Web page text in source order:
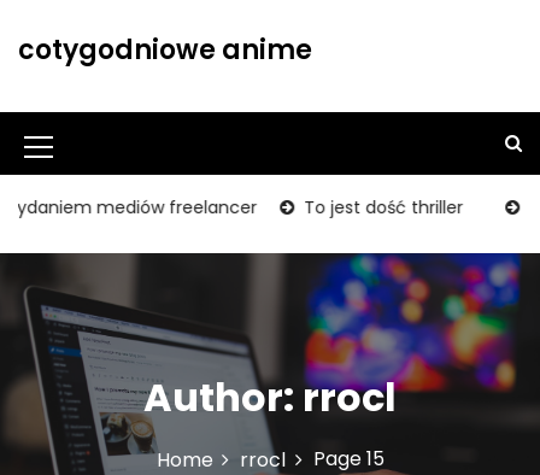
t
c
t
cotygodniowe anime
M
e
n
u
I
c
o
n
mediów freelancer To jest dość thriller
Author: rrocl
Home rrocl Page 15